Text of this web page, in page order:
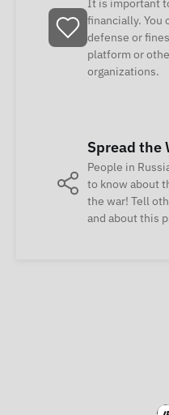
It is important
financially. You
defense or
platform or
organizations.
Spread the
People in
to know about
the war! Tell
and about this